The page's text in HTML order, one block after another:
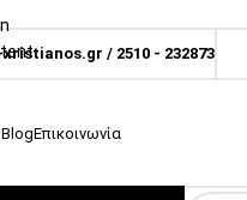
xristianos.gr / 2510 - 232873
BlogΕπικοινωνία